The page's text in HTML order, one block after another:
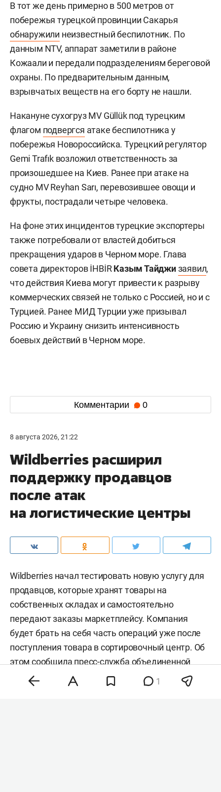
В тот же день примерно в 500 метров от
побережья турецкой провинции Сакарья
обнаружили неизвестный беспилотник. По
данным NTV, аппарат заметили в районе
Кожаали и передали подразделениям береговой
охраны. По предварительным данным,
взрывчатых веществ на его борту не нашли.
Накануне сухогруз MV Güllük под турецким
флагом подвергся атаке беспилотника у
побережья Новороссийска. Турецкий регулятор
Gemi Trafık возложил ответственность за
произошедшее на Киев. Ранее при атаке на
судно MV Reyhan Sarı, перевозившее овощи и
фрукты, пострадали четыре человека.
На фоне этих инцидентов турецкие экспортеры
также потребовали от властей добиться
прекращения ударов в Черном море. Глава
совета директоров İHBİRКазым Тайджизаявил,
что действия Киева могут привести к разрыву
коммерческих связей не только с Россией, но и с
Турцией. Ранее МИД Турции уже призывал
Россию и Украину снизить интенсивность
боевых действий в Черном море.
Комментарии 0
8 августа 2026, 21:22
Wildberries расширил
поддержку продавцов
после атак
на логистические центры
Wildberries начал тестировать новую услугу для
продавцов, которые хранят товары на
собственных складах и самостоятельно
передают заказы маркетплейсу. Компания
будет брать на себя часть операций уже после
поступления товара в сортировочный центр. Об
этом сообщила пресс-служба объединенной
компании Wildberries и Russ.
1